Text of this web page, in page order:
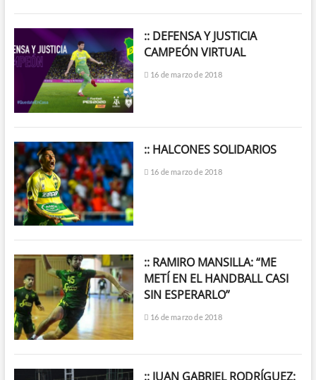
:: DEFENSA Y JUSTICIA
CAMPEÓN VIRTUAL
16 de marzo de 2018
:: HALCONES SOLIDARIOS
16 de marzo de 2018
:: RAMIRO MANSILLA: “ME
METÍ EN EL HANDBALL CASI
SIN ESPERARLO”
16 de marzo de 2018
:: JUAN GABRIEL RODRÍGUEZ: